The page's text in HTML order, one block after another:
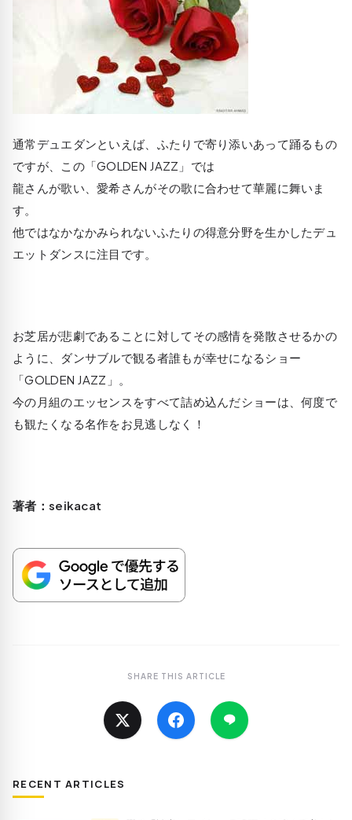
通常デュエダンといえば、ふたりで寄り添いあって踊るもの
ですが、この「GOLDEN JAZZ」では
龍さんが歌い、愛希さんがその歌に合わせて華麗に舞いま
す。
他ではなかなかみられないふたりの得意分野を生かしたデュ
エットダンスに注目です。
お芝居が悲劇であることに対してその感情を発散させるかの
ように、ダンサブルで観る者誰もが幸せになるショー
「GOLDEN JAZZ」。
今の月組のエッセンスをすべて詰め込んだショーは、何度で
も観たくなる名作をお見逃しなく！
著者：seikacat
SHARE THIS ARTICLE
RECENT ARTICLES